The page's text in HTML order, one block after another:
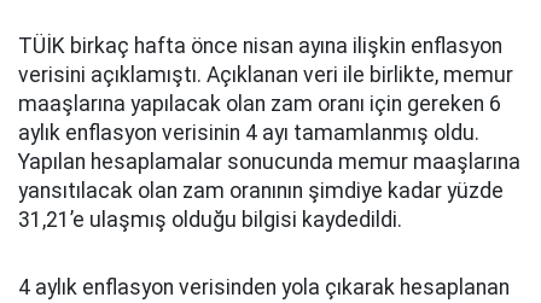
TÜİK birkaç hafta önce nisan ayına ilişkin enflasyon
verisini açıklamıştı. Açıklanan veri ile birlikte, memur
maaşlarına yapılacak olan zam oranı için gereken 6
aylık enflasyon verisinin 4 ayı tamamlanmış oldu.
Yapılan hesaplamalar sonucunda memur maaşlarına
yansıtılacak olan zam oranının şimdiye kadar yüzde
31,21’e ulaşmış olduğu bilgisi kaydedildi.
4 aylık enflasyon verisinden yola çıkarak hesaplanan